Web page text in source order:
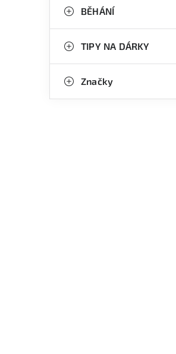
BĚHÁNÍ
TIPY NA DÁRKY
Značky